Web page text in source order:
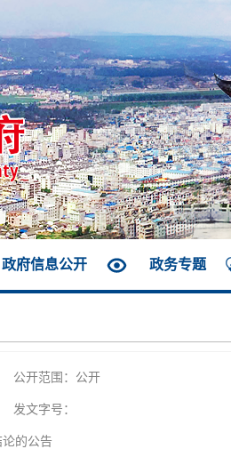
政府信息公开 政务专题
公开范围：公开
发文字号：
的公告